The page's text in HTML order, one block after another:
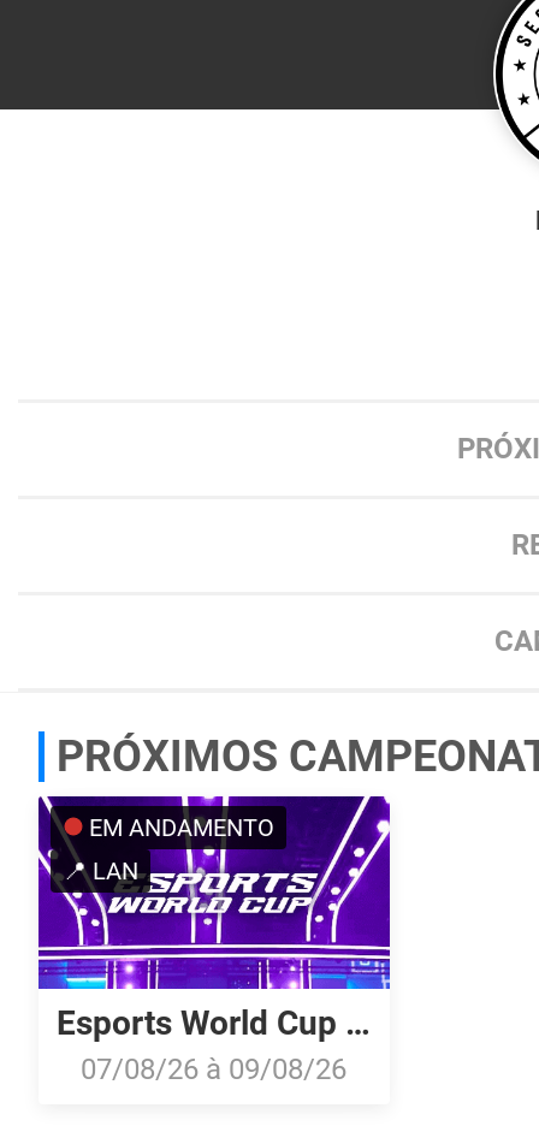
PRÓXIMOS
EM ANDAMENTO
📍 LAN
Esports World Cup 2026: Last Chance Qualifier
07/08/26 à 09/08/26